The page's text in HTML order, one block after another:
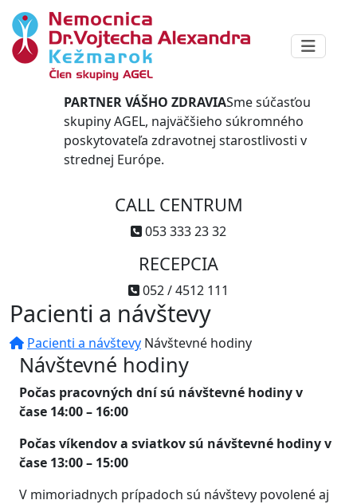
PARTNER VÁŠHO ZDRAVIASme súčasťou
skupiny AGEL, najväčšieho súkromného
poskytovateľa zdravotnej starostlivosti v
strednej Európe.
CALL CENTRUM
053 333 23 32
RECEPCIA
052 / 4512 111
Pacienti a návštevy
Pacienti a návštevy Návštevné hodiny
Návštevné hodiny
Počas pracovných dní sú návštevné hodiny v
čase 14:00 – 16:00
Počas víkendov a sviatkov sú návštevné hodiny v
čase 13:00 – 15:00
V mimoriadnych prípadoch sú návštevy povolené aj